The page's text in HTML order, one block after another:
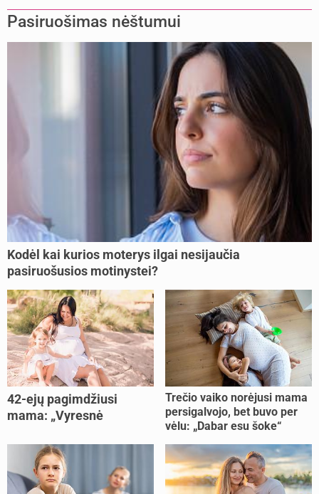
Pasiruošimas nėštumui
Kodėl kai kurios moterys ilgai nesijaučia
pasiruošusios motinystei?
42-ejų pagimdžiusi
mama: „Vyresnė
lengviau“
Trečio vaiko norėjusi mama
persigalvojo, bet buvo per
vėlu: „Dabar esu šoke“